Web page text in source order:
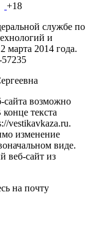
+18
службе по
и
марта 2014 года.
сайта возможно
текста
vestikavkaza.ru.
изменение
виде.
веб-сайт из
на почту